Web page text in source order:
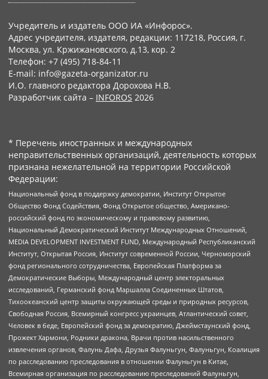
Учредитель и издатель ООО ИА «Инфорос».
Адрес учредителя, издателя, редакции: 117218, Россия, г.
Москва, ул. Кржижановского, д.13, кор. 2
Телефон: +7 (495) 718-84-11
E-mail: info@gazeta-organizator.ru
И.О. главного редактора Дорохова Н.В.
Разработчик сайта – INFOROS 2026
* Перечень иностранных и международных
неправительственных организаций, деятельность которых
признана нежелательной на территории Российской
Федерации:
Национальный фонд в поддержку демократии, Институт Открытое
Общество Фонд Содействия, Фонд Открытое общество, Американо-
российский фонд по экономическому и правовому развитию,
Национальный Демократический Институт Международных Отношений,
MEDIA DEVELOPMENT INVESTMENT FUND, Международный Республиканский
Институт, Открытая Россия, Институт современной России, Черноморский
фонд регионального сотрудничества, Европейская Платформа за
Демократические Выборы, Международный центр электоральных
исследований, Германский фонд Маршалла Соединенных Штатов,
Тихоокеанский центр защиты окружающей среды и природных ресурсов,
Свободная Россия, Всемирный конгресс украинцев, Атлантический совет,
Человек в беде, Европейский фонд за демократию, Джеймстаунский фонд,
Прожект Хармони, Родники дракона, Врачи против насильственного
извлечения органов, Фалунь Дафа, Друзья Фалуньгун, Фалуньгун, Коалиция
по расследованию преследования в отношении Фалуньгун в Китае,
Всемирная организация по расследованию преследований Фалуньгун,